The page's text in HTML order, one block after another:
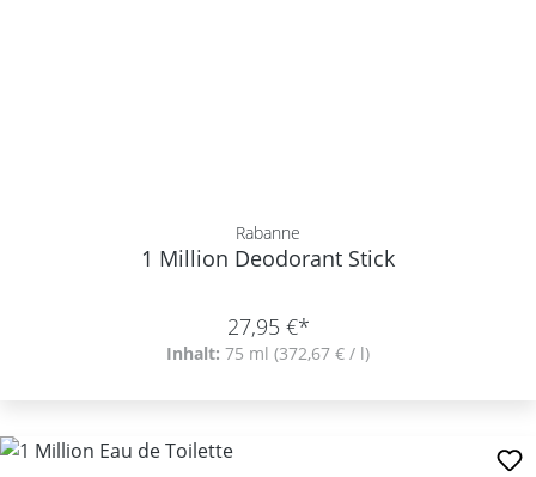
Rabanne
1 Million Deodorant Stick
27,95 €*
Inhalt: 75 ml (372,67 € / l)